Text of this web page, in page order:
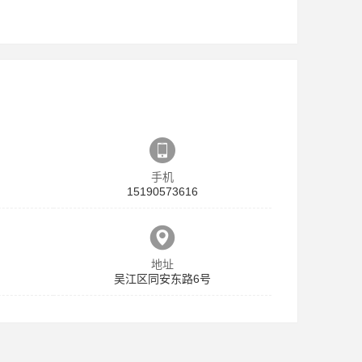
手机
15190573616
地址
吴江区同安东路6号